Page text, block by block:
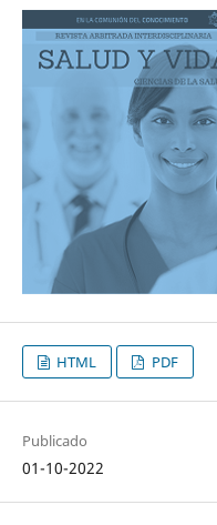
HTML PDF
Publicado
01-10-2022